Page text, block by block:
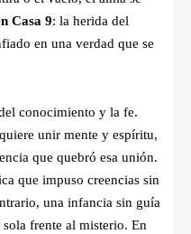
Casa 9: la herida del
en una verdad que se
conocimiento y la fe.
unir mente y espíritu,
que quebró esa unión.
que impuso creencias sin
una infancia sin guía
frente al misterio. En